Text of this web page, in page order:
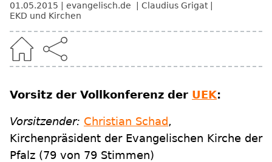
01.05.2015 evangelisch.de
Claudius Grigat
EKD und Kirchen
Vorsitz der Vollkonferenz der UEK:
Vorsitzender: Christian Schad,
Kirchenpräsident der Evangelischen Kirche der
Pfalz (79 von 79 Stimmen)